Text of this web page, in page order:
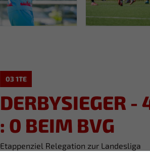
03 1TE
DERBYSIEGER -
: 0 BEIM BVG
Etappenziel Relegation zur Landesliga